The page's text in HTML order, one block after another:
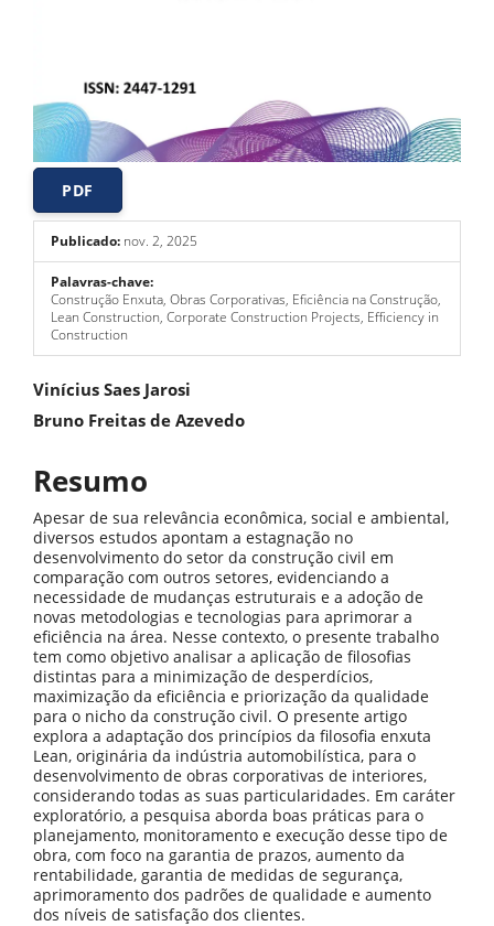
PDF
Publicado: nov. 2, 2025
Palavras-chave:
Construção Enxuta, Obras Corporativas, Eficiência na Construção,
Lean Construction, Corporate Construction Projects, Efficiency in
Construction
Conteúdo
do
principal
Vinícius Saes Jarosi
Bruno Freitas de Azevedo
Resumo
Apesar de sua relevância econômica, social e ambiental,
diversos estudos apontam a estagnação no
desenvolvimento do setor da construção civil em
comparação com outros setores, evidenciando a
necessidade de mudanças estruturais e a adoção de
novas metodologias e tecnologias para aprimorar a
eficiência na área. Nesse contexto, o presente trabalho
tem como objetivo analisar a aplicação de filosofias
distintas para a minimização de desperdícios,
maximização da eficiência e priorização da qualidade
para o nicho da construção civil. O presente artigo
explora a adaptação dos princípios da filosofia enxuta
Lean, originária da indústria automobilística, para o
desenvolvimento de obras corporativas de interiores,
considerando todas as suas particularidades. Em caráter
exploratório, a pesquisa aborda boas práticas para o
planejamento, monitoramento e execução desse tipo de
obra, com foco na garantia de prazos, aumento da
rentabilidade, garantia de medidas de segurança,
aprimoramento dos padrões de qualidade e aumento
dos níveis de satisfação dos clientes.